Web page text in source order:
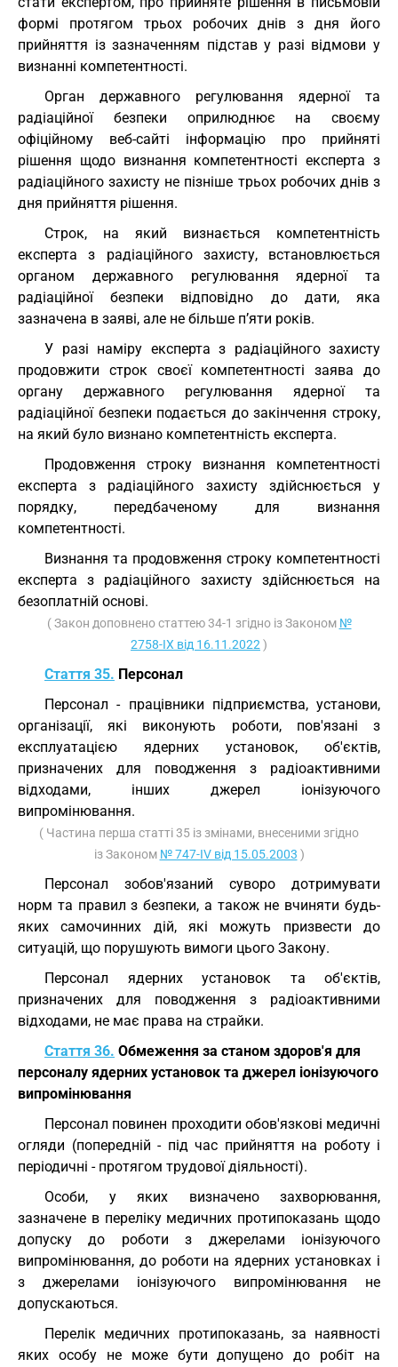
формі протягом трьох робочих днів з дня його
прийняття із зазначенням підстав у разі відмови у
визнанні компетентності.
Орган державного регулювання ядерної та
радіаційної безпеки оприлюднює на своєму
офіційному веб-сайті інформацію про прийняті
рішення щодо визнання компетентності експерта з
радіаційного захисту не пізніше трьох робочих днів з
дня прийняття рішення.
Строк, на який визнається компетентність
експерта з радіаційного захисту, встановлюється
органом державного регулювання ядерної та
радіаційної безпеки відповідно до дати, яка
зазначена в заяві, але не більше п’яти років.
У разі наміру експерта з радіаційного захисту
продовжити строк своєї компетентності заява до
органу державного регулювання ядерної та
радіаційної безпеки подається до закінчення строку,
на який було визнано компетентність експерта.
Продовження строку визнання компетентності
експерта з радіаційного захисту здійснюється у
порядку, передбаченому для визнання
компетентності.
Визнання та продовження строку компетентності
експерта з радіаційного захисту здійснюється на
безоплатній основі.
( Закон доповнено статтею 34-1 згідно із Законом №
2758-IX від 16.11.2022 )
Стаття 35. Персонал
Персонал - працівники підприємства, установи,
організації, які виконують роботи, пов'язані з
експлуатацією ядерних установок, об'єктів,
призначених для поводження з радіоактивними
відходами, інших джерел іонізуючого
випромінювання.
( Частина перша статті 35 із змінами, внесеними згідно
із Законом № 747-IV від 15.05.2003 )
Персонал зобов'язаний суворо дотримувати
норм та правил з безпеки, а також не вчиняти будь-
яких самочинних дій, які можуть призвести до
ситуацій, що порушують вимоги цього Закону.
Персонал ядерних установок та об'єктів,
призначених для поводження з радіоактивними
відходами, не має права на страйки.
Стаття 36. Обмеження за станом здоров'я для
персоналу ядерних установок та джерел іонізуючого
випромінювання
Персонал повинен проходити обов'язкові медичні
огляди (попередній - під час прийняття на роботу і
періодичні - протягом трудової діяльності).
Особи, у яких визначено захворювання,
зазначене в переліку медичних протипоказань щодо
допуску до роботи з джерелами іонізуючого
випромінювання, до роботи на ядерних установках і
з джерелами іонізуючого випромінювання не
допускаються.
Перелік медичних протипоказань, за наявності
яких особу не може бути допущено до робіт на